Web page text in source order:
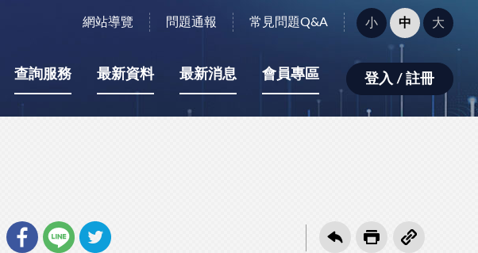
網站導覽 問題通報 常見問題Q&A
字
型
小：
小 中 大
查詢服務 最新資料 最新消息 會員專區 登入 / 註冊